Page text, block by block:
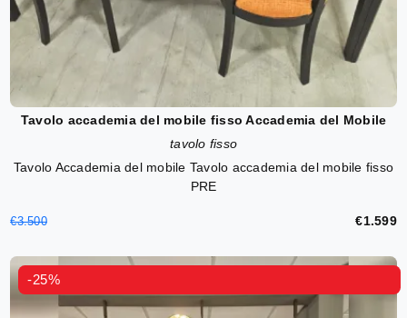
Tavolo accademia del mobile fisso Accademia del Mobile
tavolo fisso
Tavolo Accademia del mobile Tavolo accademia del mobile fisso
PRE
€3.500 €1.599
-25%